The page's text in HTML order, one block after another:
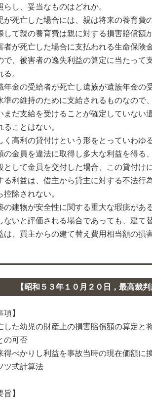
らし、妥当なものはどれか。
死亡した場合には、親は将来の養育費
して親の養育費は親に対する損害賠償額
が死亡した場合に支払われる生命保険
で、被害者の逸失利益の算定に当たって
。
金の受給者が死亡し遺族が遺族年金の
準の維持のために支給されるものなので
まだ支給を受けることが確定していない
ことはない。
高利の貸付けという形をとっていわゆ
の金員を違法に取得し多大な利益を得る
として金員を交付した場合、この貸付け
る利益は、借主から貸主に対する不法行
除されない。
建物が安全性に関する重大な瑕疵があ
ないと評価される場合であっても、建て
は、買主からの建て替え費用相当額の損
【昭和５３年１０月２０日，最高裁
項】
た幼児の財産上の損害賠償額の算定と
の可否
べかりし利益を事故当時の現在価額に
ツ式計算法
旨】